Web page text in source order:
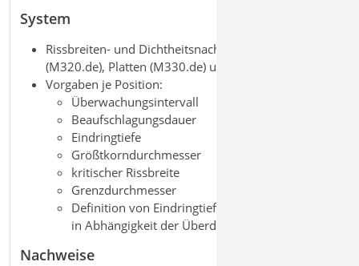
System
Rissbreiten- und Dichtheitsnachweis für Scheiben
(M320.de), Platten (M330.de) und Schalen (M340.de)
Vorgaben je Position:
Überwachungsintervall
Beaufschlagungsdauer
Eindringtiefe
Größtkorndurchmesser
kritischer Rissbreite
Grenzdurchmesser
Definition von Eindringtiefe in gerissenen Beton
in Abhängigkeit der Überdrückung
Nachweise